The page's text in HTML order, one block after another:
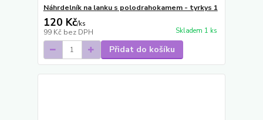
Náhrdelník na lanku s polodrahokamem - tyrkys 1
120 Kč/ks
99 Kč bez DPH Skladem 1 ks
Přidat do košíku